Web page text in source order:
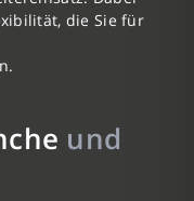
die Sie für
und